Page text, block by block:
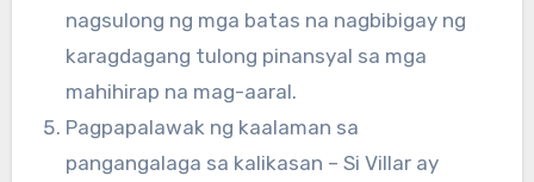
nagsulong ng mga batas na nagbibigay ng
karagdagang tulong pinansyal sa mga
mahihirap na mag-aaral.
Pagpapalawak ng kaalaman sa
pangangalaga sa kalikasan – Si Villar ay